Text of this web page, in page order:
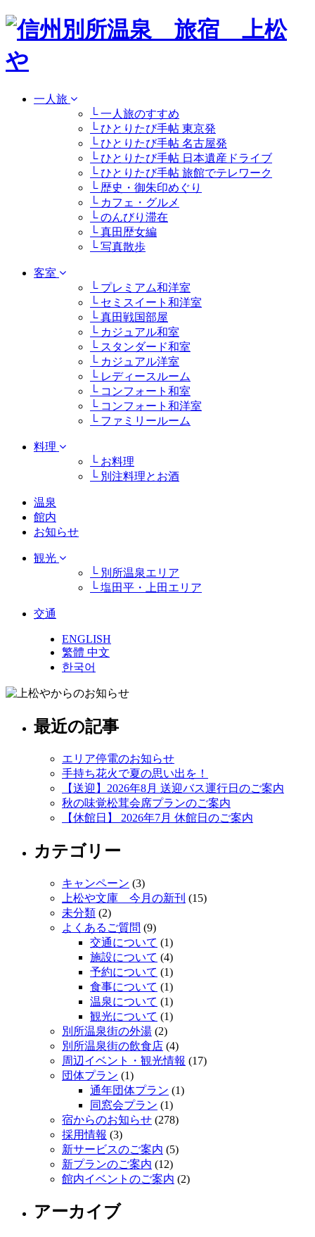
一人旅
└ 一人旅のすすめ
└ ひとりたび手帖 東京発
└ ひとりたび手帖 名古屋発
└ ひとりたび手帖 日本遺産ドライブ
└ ひとりたび手帖 旅館でテレワーク
└ 歴史・御朱印めぐり
└ カフェ・グルメ
└ のんびり滞在
└ 真田歴女編
└ 写真散歩
客室
└ プレミアム和洋室
└ セミスイート和洋室
└ 真田戦国部屋
└ カジュアル和室
└ スタンダード和室
└ カジュアル洋室
└ レディースルーム
└ コンフォート和室
└ コンフォート和洋室
└ ファミリールーム
料理
└ お料理
└ 別注料理とお酒
温泉
館内
お知らせ
観光
└ 別所温泉エリア
└ 塩田平・上田エリア
交通
ENGLISH
繁體 中文
한국어
最近の記事
エリア停電のお知らせ
手持ち花火で夏の思い出を！
【送迎】2026年8月 送迎バス運行日のご案内
秋の味覚松茸会席プランのご案内
【休館日】 2026年7月 休館日のご案内
カテゴリー
キャンペーン (3)
上松や文庫 今月の新刊 (15)
未分類 (2)
よくあるご質問 (9)
交通について (1)
施設について (4)
予約について (1)
食事について (1)
温泉について (1)
観光について (1)
別所温泉街の外湯 (2)
別所温泉街の飲食店 (4)
周辺イベント・観光情報 (17)
団体プラン (1)
通年団体プラン (1)
同窓会プラン (1)
宿からのお知らせ (278)
採用情報 (3)
新サービスのご案内 (5)
新プランのご案内 (12)
館内イベントのご案内 (2)
アーカイブ